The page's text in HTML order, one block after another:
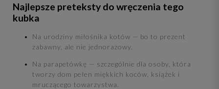
Najlepsze preteksty do wręczenia tego
kubka
Na urodziny miłośnika kotów — bo to prezent
zabawny, ale nie jednorazowy.
Na parapetówkę — szczególnie dla osoby, która
tworzy dom pełen miękkich koców, książek i
mruczącego towarzystwa.